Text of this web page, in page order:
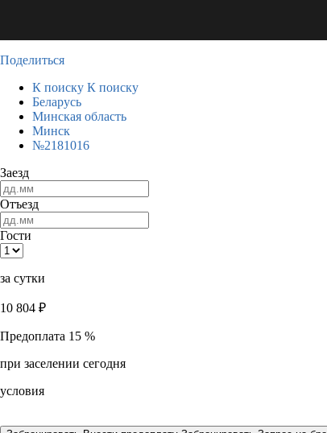
Поделиться
К поиску К поиску
Беларусь
Минская область
Минск
№2181016
Заезд
Отъезд
Гости
за сутки
10 804 ₽
Предоплата 15 %
при заселении сегодня
условия